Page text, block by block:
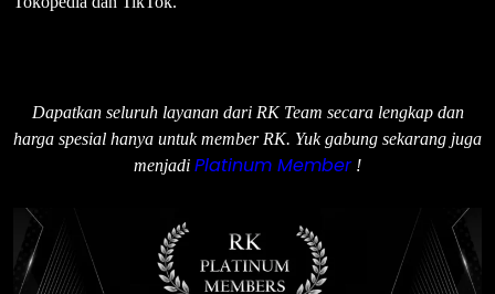
Dapatkan seluruh layanan dari RK Team secara lengkap dan
harga spesial hanya untuk member RK. Yuk gabung sekarang juga
menjadi Platinum Member!